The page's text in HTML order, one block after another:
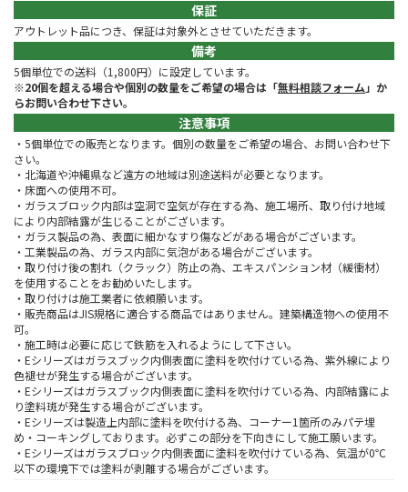
保証
アウトレット品につき、保証は対象外とさせていただきます。
備考
5個単位での送料（1,800円）に設定しています。
※20個を超える場合や個別の数量をご希望の場合は「無料相談フォーム 」か
らお問い合わせ下さい。
注意事項
・5個単位での販売となります。個別の数量をご希望の場合、お問い合わせ下
さい。
・北海道や沖縄県など遠方の地域は別途送料が必要となります。
・床面への使用不可。
・ガラスブロック内部は空洞で空気が存在する為、施工場所、取り付け地域
により内部結露が生じることがございます。
・ガラス製品の為、表面に細かなすり傷などがある場合がございます。
・工業製品の為、ガラス内部に気泡がある場合がございます。
・取り付け後の割れ（クラック）防止の為、エキスパンション材（緩衝材）
を使用することをお勧めいたします。
・取り付けは施工業者に依頼願います。
・販売商品はJIS規格に適合する商品ではありません。建築構造物への使用不
可。
・施工時は必要に応じて鉄筋を入れるようにして下さい。
・Eシリーズはガラスブック内側表面に塗料を吹付けている為、紫外線により
色褪せが発生する場合がございます。
・Eシリーズはガラスブック内側表面に塗料を吹付けている為、内部結露によ
り塗料斑が発生する場合がございます。
・Eシリーズは製造上内部に塗料を吹付ける為、コーナー1箇所のみパテ埋
め・コーキングしております。必ずこの部分を下向きにして施工願います。
・Eシリーズはガラスブロック内側表面に塗料を吹付けている為、気温が0℃
以下の環境下では塗料が剥離する場合がございます。